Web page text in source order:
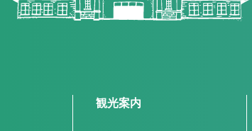
観光案内